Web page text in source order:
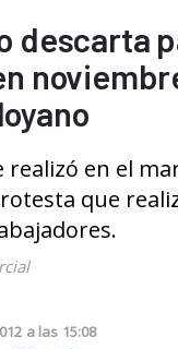
descarta
realizó en el
que
a las 15:08